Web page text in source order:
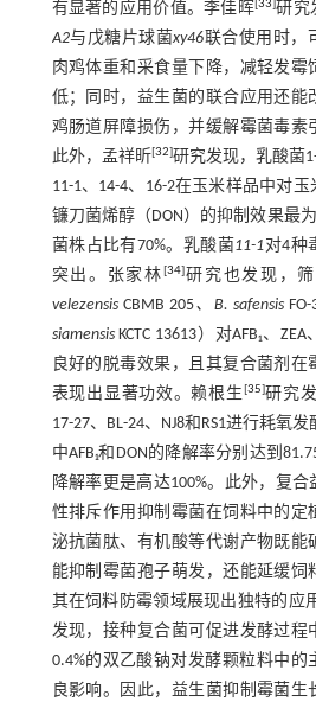
有显著的应用价值。李佳晖 33 研究
A2与戊糖片球菌xy46联合使用时，
肉鸡体重和采食量下降，减轻发霉
低；同时，益生菌的联合应用还能
鸡肠道屏障损伤，并缓解霉菌毒素
此外，孟祥昕[32]研究发现，乳酸菌1-
11-1、14-4、16-2在玉米样品中对
镰刀菌烯醇（DON）的抑制效果最
菌株占比有70%。乳酸菌11-1对4种
突出。张家林 [34]研究也发现，
velezensisCBMB 205、B. safensisFO-
siamensisKCTC 13613）对AFB₁、
良好的脱毒效果，且其复合菌剂在
表现出显著功效。赖根生[35]研究
17-27、BL-24、NJ8和RS1进行耗氧
中AFB₁和DON的降解率分别达到
降解率更是高达100%。此外，复
性排斥作用抑制霉菌在饲料中的定
泌抗菌肽、有机酸等代谢产物既能
能抑制霉菌孢子萌发，还能延缓饲
其在饲料防霉领域展现出独特的应
发现，接种复合菌可促进发酵过程
0.4%的双乙酸钠对发酵颗粒料中
良影响。因此，益生菌抑制霉菌生